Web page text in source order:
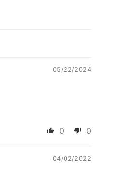
05/22/2024
0 0
04/02/2022